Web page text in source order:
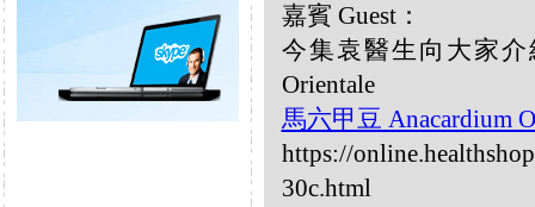
嘉賓 Guest：
今集袁醫生向大家介
Orientale
馬六甲豆 Anacardium
https://
30c.html